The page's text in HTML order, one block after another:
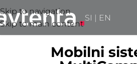
Skip to navigation
Skip to main content
SI | EN
Mobilni